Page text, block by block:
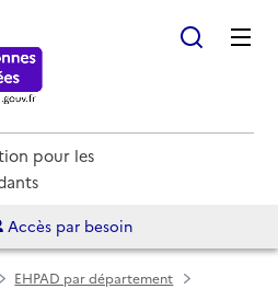
pour les
Accès par besoin
EHPAD par département